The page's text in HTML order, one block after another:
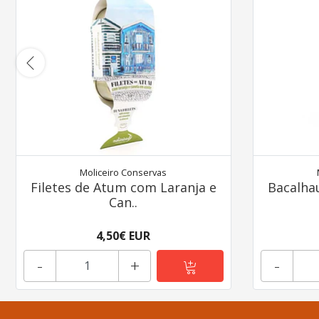
Moliceiro Conservas
Filetes de Atum com Laranja e
Can..
4,50€ EUR
+
- -